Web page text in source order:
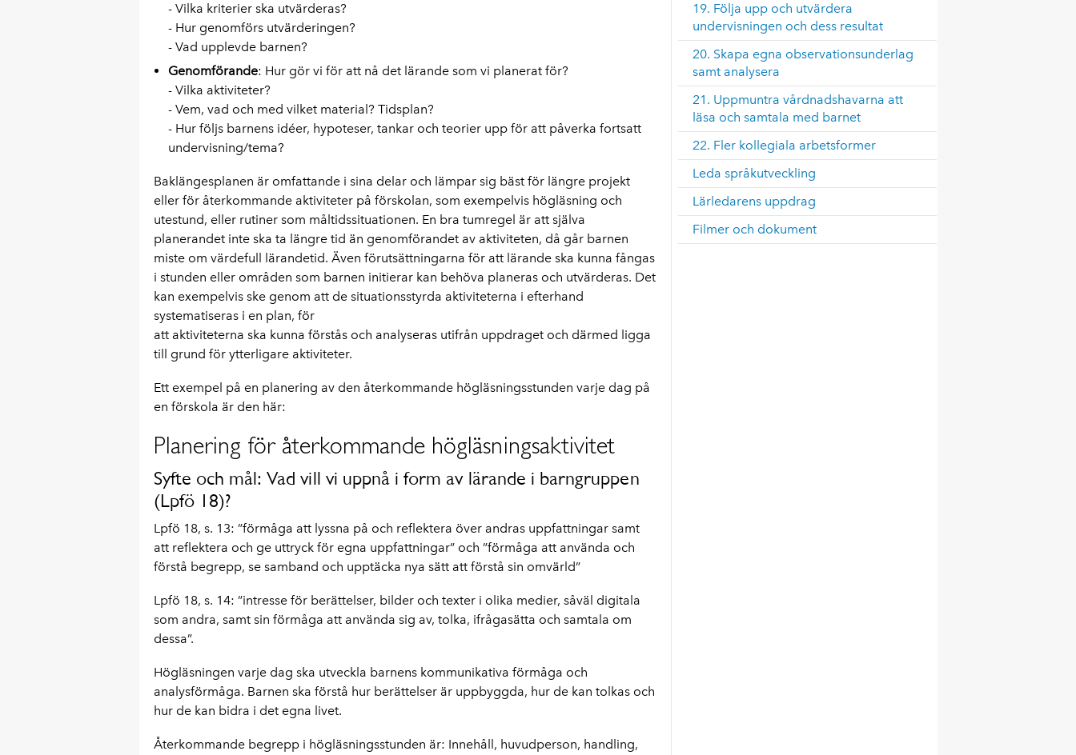
19. Följa upp och utvärdera
undervisningen och dess resultat
20. Skapa egna observationsunderlag
samt analysera
21. Uppmuntra vårdnadshavarna att
läsa och samtala med barnet
22. Fler kollegiala arbetsformer
Leda språkutveckling
Lärledarens uppdrag
Filmer och dokument
- Vilka kriterier ska utvärderas?
- Hur genomförs utvärderingen?
- Vad upplevde barnen?
Genomförande: Hur gör vi för att nå det lärande som vi planerat för?
- Vilka aktiviteter?
- Vem, vad och med vilket material? Tidsplan?
- Hur följs barnens idéer, hypoteser, tankar och teorier upp för att påverka fortsatt
undervisning/tema?
Baklängesplanen är omfattande i sina delar och lämpar sig bäst för längre projekt
eller för återkommande aktiviteter på förskolan, som exempelvis högläsning och
utestund, eller rutiner som måltidssituationen. En bra tumregel är att själva
planerandet inte ska ta längre tid än genomförandet av aktiviteten, då går barnen
miste om värdefull lärandetid. Även förutsättningarna för att lärande ska kunna fångas
i stunden eller områden som barnen initierar kan behöva planeras och utvärderas. Det
kan exempelvis ske genom att de situationsstyrda aktiviteterna i efterhand
systematiseras i en plan, för
att aktiviteterna ska kunna förstås och analyseras utifrån uppdraget och därmed ligga
till grund för ytterligare aktiviteter.
Ett exempel på en planering av den återkommande högläsningsstunden varje dag på
en förskola är den här:
Planering för återkommande högläsningsaktivitet
Syfte och mål: Vad vill vi uppnå i form av lärande i barngruppen
(Lpfö 18)?
Lpfö 18, s. 13: ”förmåga att lyssna på och reflektera över andras uppfattningar samt
att reflektera och ge uttryck för egna uppfattningar” och ”förmåga att använda och
förstå begrepp, se samband och upptäcka nya sätt att förstå sin omvärld”
Lpfö 18, s. 14: ”intresse för berättelser, bilder och texter i olika medier, såväl digitala
som andra, samt sin förmåga att använda sig av, tolka, ifrågasätta och samtala om
dessa”.
Högläsningen varje dag ska utveckla barnens kommunikativa förmåga och
analysförmåga. Barnen ska förstå hur berättelser är uppbyggda, hur de kan tolkas och
hur de kan bidra i det egna livet.
Återkommande begrepp i högläsningsstunden är: Innehåll, huvudperson, handling,